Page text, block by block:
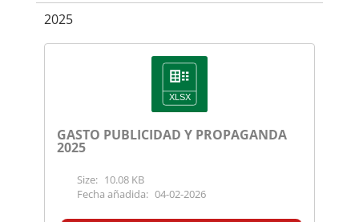
2025
GASTO PUBLICIDAD Y PROPAGANDA
2025
Size: 10.08 KB
Fecha añadida: 04-02-2026